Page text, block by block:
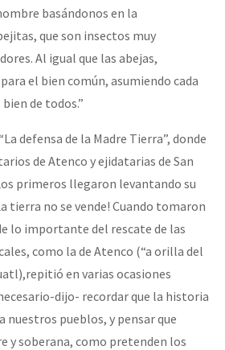
basándonos en la
que son insectos muy
Al igual que las abejas,
el bien común, asumiendo cada
de todos.”
defensa de la Madre Tierra”, donde
de Atenco y ejidatarias de San
primeros llegaron levantando su
tierra no se vende! Cuando tomaron
lo importante del rescate de las
como la de Atenco (“a orilla del
en varias ocasiones
dijo- recordar que la historia
nuestros pueblos, y pensar que
y soberana, como pretenden los